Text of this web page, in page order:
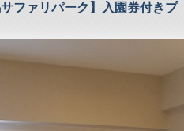
ファリパーク】入園券付きプ